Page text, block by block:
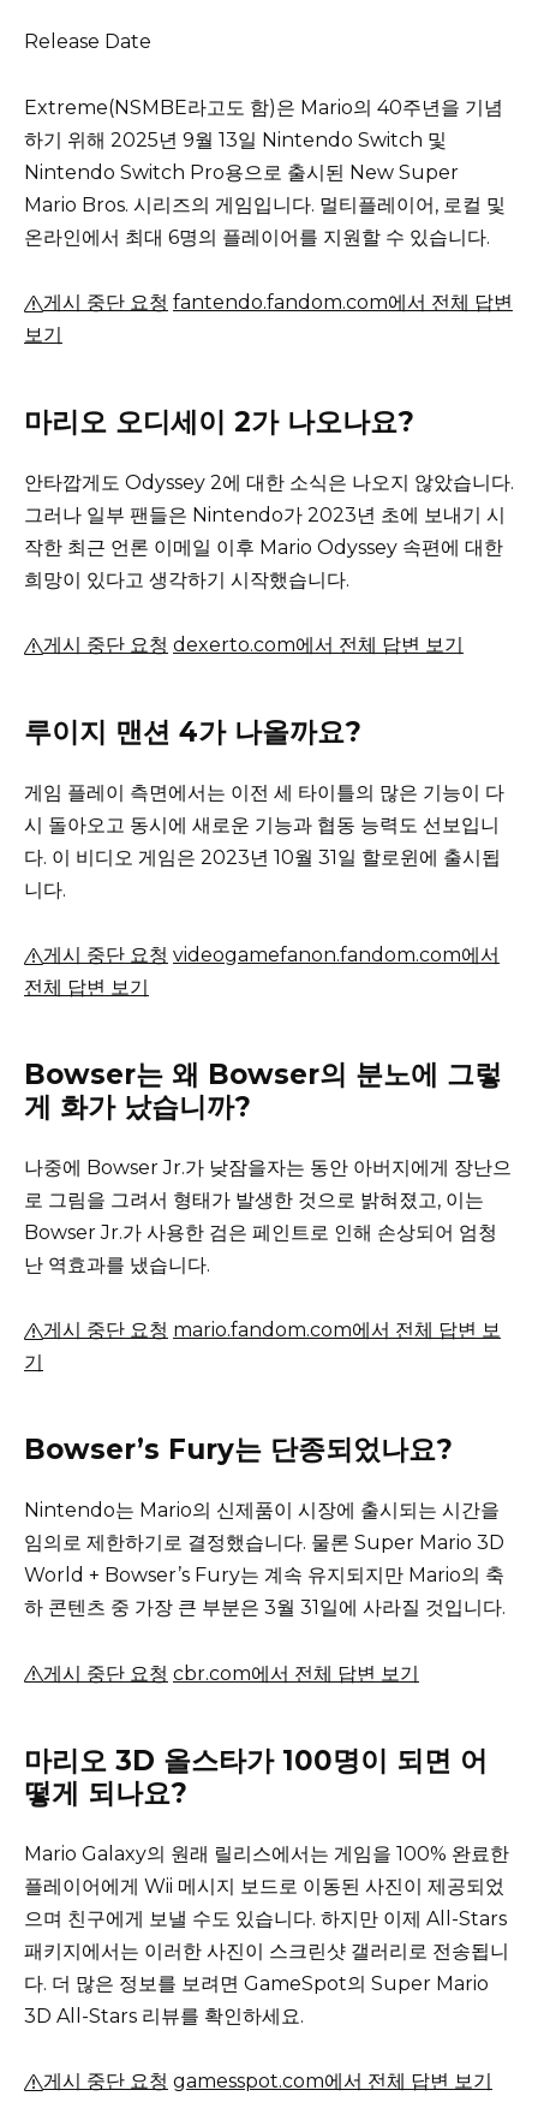
Release Date
Extreme(NSMBE라고도 함)은 Mario의 40주년을 기념
하기 위해 2025년 9월 13일 Nintendo Switch 및
Nintendo Switch Pro용으로 출시된 New Super
Mario Bros. 시리즈의 게임입니다. 멀티플레이어, 로컬 및
온라인에서 최대 6명의 플레이어를 지원할 수 있습니다.
게시 중단 요청 fantendo.fandom.com에서 전체 답변
보기
마리오 오디세이 2가 나오나요?
안타깝게도 Odyssey 2에 대한 소식은 나오지 않았습니다.
그러나 일부 팬들은 Nintendo가 2023년 초에 보내기 시
작한 최근 언론 이메일 이후 Mario Odyssey 속편에 대한
희망이 있다고 생각하기 시작했습니다.
게시 중단 요청 dexerto.com에서 전체 답변 보기
루이지 맨션 4가 나올까요?
게임 플레이 측면에서는 이전 세 타이틀의 많은 기능이 다
시 돌아오고 동시에 새로운 기능과 협동 능력도 선보입니
다. 이 비디오 게임은 2023년 10월 31일 할로윈에 출시됩
니다.
게시 중단 요청 videogamefanon.fandom.com에서
전체 답변 보기
Bowser는 왜 Bowser의 분노에 그렇
게 화가 났습니까?
나중에 Bowser Jr.가 낮잠을자는 동안 아버지에게 장난으
로 그림을 그려서 형태가 발생한 것으로 밝혀졌고, 이는
Bowser Jr.가 사용한 검은 페인트로 인해 손상되어 엄청
난 역효과를 냈습니다.
게시 중단 요청 mario.fandom.com에서 전체 답변 보
기
Bowser’s Fury는 단종되었나요?
Nintendo는 Mario의 신제품이 시장에 출시되는 시간을
임의로 제한하기로 결정했습니다. 물론 Super Mario 3D
World + Bowser’s Fury는 계속 유지되지만 Mario의 축
하 콘텐츠 중 가장 큰 부분은 3월 31일에 사라질 것입니다.
게시 중단 요청 cbr.com에서 전체 답변 보기
마리오 3D 올스타가 100명이 되면 어
떻게 되나요?
Mario Galaxy의 원래 릴리스에서는 게임을 100% 완료한
플레이어에게 Wii 메시지 보드로 이동된 사진이 제공되었
으며 친구에게 보낼 수도 있습니다. 하지만 이제 All-Stars
패키지에서는 이러한 사진이 스크린샷 갤러리로 전송됩니
다. 더 많은 정보를 보려면 GameSpot의 Super Mario
3D All-Stars 리뷰를 확인하세요.
게시 중단 요청 gamesspot.com에서 전체 답변 보기